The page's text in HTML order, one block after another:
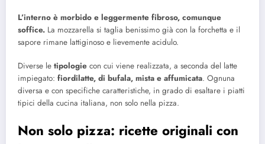
L’interno è morbido e leggermente fibroso, comunque
soffice. La mozzarella si taglia benissimo già con la forchetta e il
sapore rimane lattiginoso e lievemente acidulo.
Diverse le tipologie con cui viene realizzata, a seconda del latte
impiegato: fiordilatte, di bufala, mista e affumicata. Ognuna
diversa e con specifiche caratteristiche, in grado di esaltare i piatti
tipici della cucina italiana, non solo nella pizza.
Non solo pizza: ricette originali con